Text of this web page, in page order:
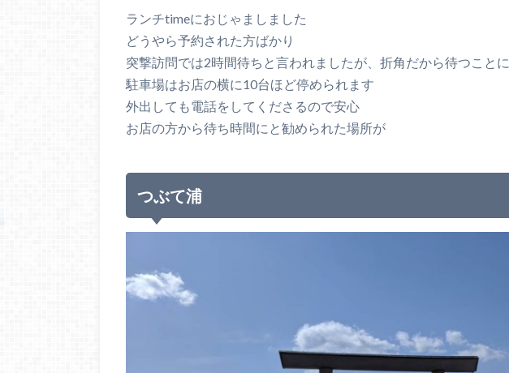
ランチtimeにおじゃましました
どうやら予約された方ばかり
突撃訪問では2時間待ちと言われましたが、折角だから待つことに
駐車場はお店の横に10台ほど停められます
外出しても電話をしてくださるので安心
お店の方から待ち時間にと勧められた場所が
つぶて浦